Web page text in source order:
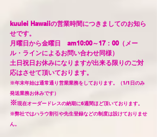
kuulei Hawaiiの営業時間につきましてのお知ら
せです。
月曜日から金曜日 am10:00～17：00（メー
ル・ラインによるお問い合わせ同様）
​土日祝日お休みになりますが出来る限りのご対
応はさせて頂いております。
※年末年始は通常通り営業業務をしております。（1/1日のみ
発送業務お休みです）
※現在オーダードレスの納期に6週間ほど頂いております。
​※弊社ではハラウ割引や先生登録などの制度は設けておりませ
ん。